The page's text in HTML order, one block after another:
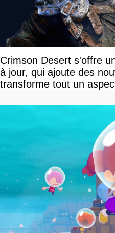
Crimson Desert s'offre
à jour, qui ajoute des
transforme tout un